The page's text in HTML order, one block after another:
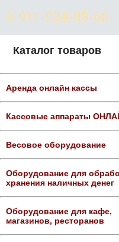
8-911-924-85-66
Каталог товаров
Аренда онлайн кассы
Кассовые аппараты
Весовое оборудование
Оборудование для
хранения наличных денег
Оборудование для кафе,
магазинов, ресторанов